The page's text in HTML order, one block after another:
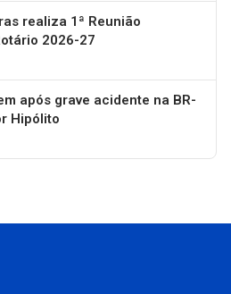
realiza 1ª Reunião
2026-27
após grave acidente na BR-
Hipólito